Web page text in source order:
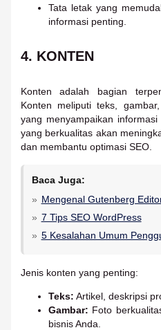
Tata letak yang
informasi penting.
4. KONTEN
Konten adalah bagian
Konten meliputi teks,
yang menyampaikan
yang berkualitas akan
dan membantu optimasi SEO.
Baca Juga:
Mengenal Gutenberg
7 Tips SEO WordPress
5 Kesalahan Umum
Jenis konten yang penting:
Teks: Artikel, deskripsi
Gambar: Foto
bisnis Anda.